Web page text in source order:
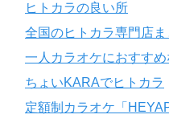
ヒトカラの良い所
全国のヒトカラ専門店ま
一人カラオケにおすす
ちょいKARAでヒトカラ
定額制カラオケ「